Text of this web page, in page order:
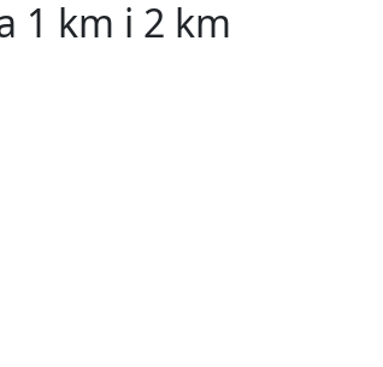
1 km i 2 km